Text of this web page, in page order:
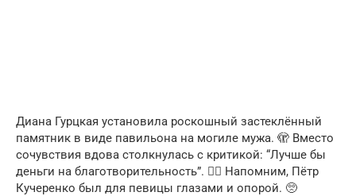
Диана Гурцкая установила роскошный застеклённый
памятник в виде павильона на могиле мужа. 🫣 Вместо
сочувствия вдова столкнулась с критикой: “Лучше бы
деньги на благотворительность”. 🤷‍♀️ Напомним, Пётр
Кучеренко был для певицы глазами и опорой. 🥺